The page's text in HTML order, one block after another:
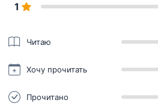
1
Читаю
Хочу прочитать
Прочитано